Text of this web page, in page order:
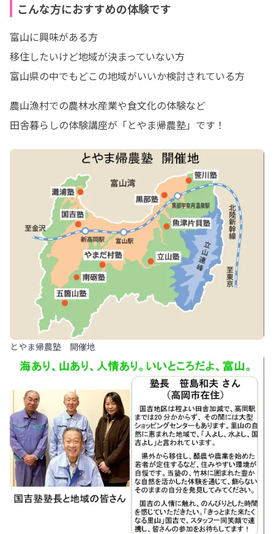
こんな方におすすめの体験です
富山に興味がある方
移住したいけど地域が決まっていない方
富山県の中でもどこの地域がいいか検討されている方
農山漁村での農林水産業や食文化の体験など
田舎暮らしの体験講座が「とやま帰農塾」です！
とやま帰農塾 開催地